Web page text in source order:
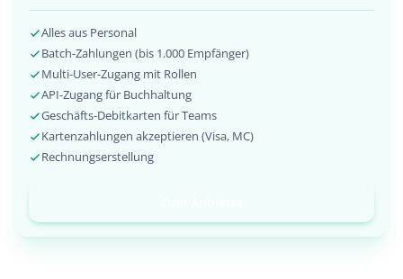
Alles aus Personal
Batch-Zahlungen (bis 1.000 Empfänger)
Multi-User-Zugang mit Rollen
API-Zugang für Buchhaltung
Geschäfts-Debitkarten für Teams
Kartenzahlungen akzeptieren (Visa, MC)
Rechnungserstellung